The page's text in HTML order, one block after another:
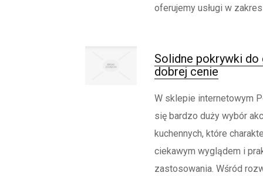
oferujemy usługi w
Solidne pokrywki do
dobrej cenie
W sklepie internetowym
się bardzo duży wybór
kuchennych, które
ciekawym wyglądem i
zastosowania. Wśród